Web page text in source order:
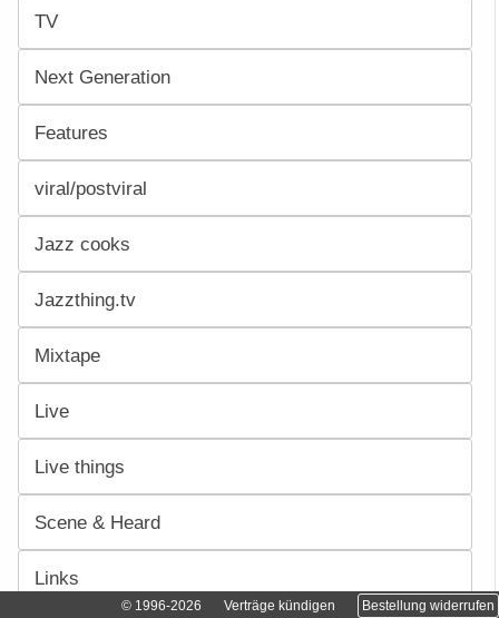
TV
Next Generation
Features
viral/postviral
Jazz cooks
Jazzthing.tv
Mixtape
Live
Live things
Scene & Heard
Links
© 1996-2026 Verträge kündigen Bestellung widerrufen